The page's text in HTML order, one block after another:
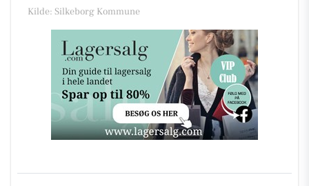
Kilde: Silkeborg Kommune